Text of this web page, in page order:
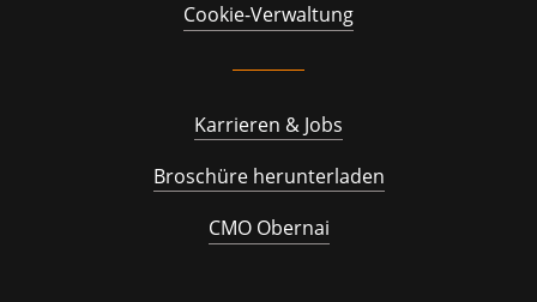
Cookie-Verwaltung
Karrieren & Jobs
Broschüre herunterladen
CMO Obernai